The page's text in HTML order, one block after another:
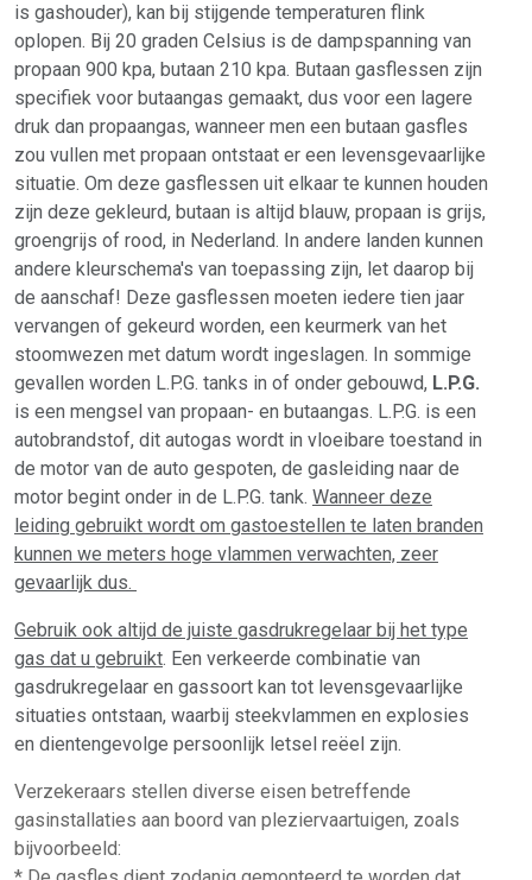
is gashouder), kan bij stijgende temperaturen flink
oplopen. Bij 20 graden Celsius is de dampspanning van
propaan 900 kpa, butaan 210 kpa. Butaan gasflessen zijn
specifiek voor butaangas gemaakt, dus voor een lagere
druk dan propaangas, wanneer men een butaan gasfles
zou vullen met propaan ontstaat er een levensgevaarlijke
situatie. Om deze gasflessen uit elkaar te kunnen houden
zijn deze gekleurd, butaan is altijd blauw, propaan is grijs,
groengrijs of rood, in Nederland. In andere landen kunnen
andere kleurschema's van toepassing zijn, let daarop bij
de aanschaf! Deze gasflessen moeten iedere tien jaar
vervangen of gekeurd worden, een keurmerk van het
stoomwezen met datum wordt ingeslagen. In sommige
gevallen worden L.P.G. tanks in of onder gebouwd, L.P.G.
is een mengsel van propaan- en butaangas. L.P.G. is een
autobrandstof, dit autogas wordt in vloeibare toestand in
de motor van de auto gespoten, de gasleiding naar de
motor begint onder in de L.P.G. tank. Wanneer deze
leiding gebruikt wordt om gastoestellen te laten branden
kunnen we meters hoge vlammen verwachten, zeer
gevaarlijk dus.
Gebruik ook altijd de juiste gasdrukregelaar bij het type
gas dat u gebruikt. Een verkeerde combinatie van
gasdrukregelaar en gassoort kan tot levensgevaarlijke
situaties ontstaan, waarbij steekvlammen en explosies
en dientengevolge persoonlijk letsel reëel zijn.
Verzekeraars stellen diverse eisen betreffende
gasinstallaties aan boord van pleziervaartuigen, zoals
bijvoorbeeld: